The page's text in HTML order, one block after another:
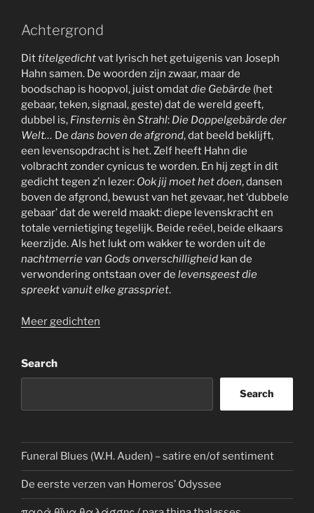
Achtergrond
Dittitelgedichtvat lyrisch het getuigenis van Joseph
Hahn samen. De woorden zijn zwaar, maar de
boodschap is hoopvol, juist omdatdie Gebärde (het
gebaar, teken, signaal, geste) dat de wereld geeft,
dubbel is, Finsternis èn Strahl: Die Doppelgebärde der
Welt… De dans boven de afgrond, dat beeld beklijft,
een levensopdracht is het. Zelf heeft Hahn die
volbracht zonder cynicus te worden. En hij zegt in dit
gedicht tegen z’n lezer: Ook jij moet het doen, dansen
boven de afgrond, bewust van het gevaar, het ‘dubbele
gebaar’ dat de wereld maakt: diepe levenskracht en
totale vernietiging tegelijk. Beide reëel, beide elkaars
keerzijde. Als het lukt om wakker te worden uit de
nachtmerrie van Gods onverschilligheid kan de
verwondering ontstaan over de levensgeest die
spreekt vanuit elke grasspriet.
Meer gedichten
Search
Search
Funeral Blues (W.H. Auden) – satire en/of sentiment
De eerste verzen van Homeros’ Odyssee